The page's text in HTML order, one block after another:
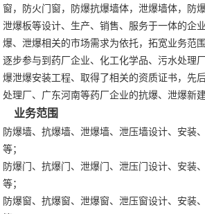
窗，防火门窗，防爆抗爆墙体，泄爆墙体，防
泄爆板等设计、生产、销售、服务于一体的企
爆、泄爆相关的市场需求为依托，拓宽业务范
逐步参与到药厂企业、化工化学品、污水处理
爆泄爆安装工程、取得了相关的资质证书，先
处理厂、广东河南等药厂企业的抗爆、泄爆新
业务范围
防爆墙、抗爆墙、泄爆墙、泄压墙设计、安装
等；
防爆门、抗爆门、泄爆门、泄压门设计、安装
等；
防爆窗、抗爆窗、泄爆窗、泄压窗设计、安装